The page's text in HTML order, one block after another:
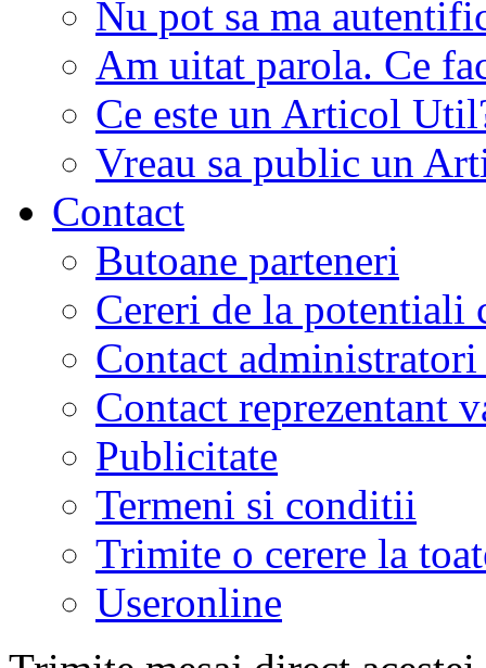
Nu pot sa ma
Am uitat parola. Ce
Ce este un Articol
Vreau sa public un
Contact
Butoane parteneri
Cereri de la potentiali
Contact
Contact reprezentant
Publicitate
Termeni si conditii
Trimite o cerere la
Useronline